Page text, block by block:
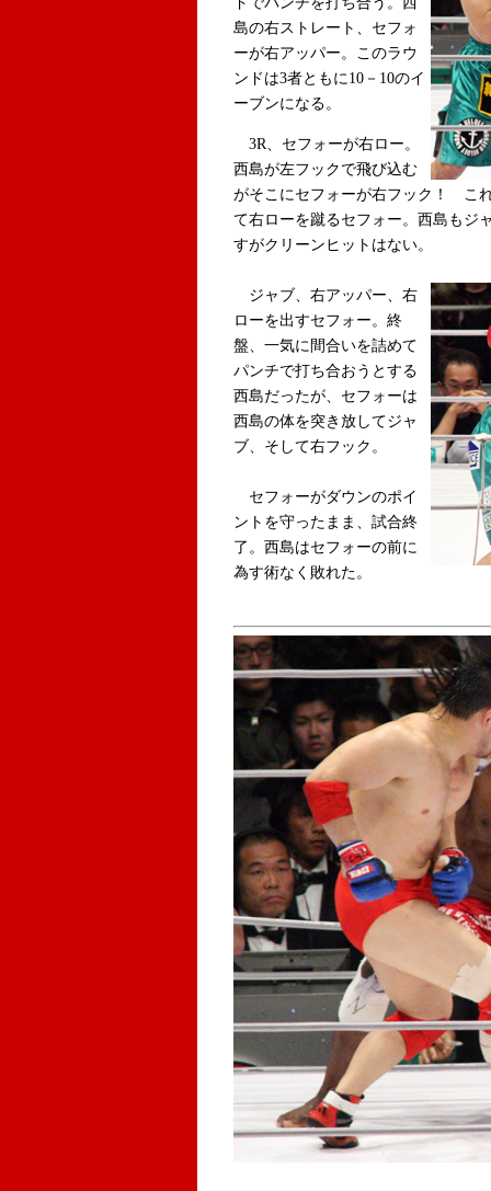
島の右ストレート、セフォ
ーが右アッパー。このラウ
ンドは3者ともに10－10のイ
ーブンになる。
3R、セフォーが右ロー。
西島が左フックで飛び込む
がそこにセフォーが右フック！ こ
て右ローを蹴るセフォー。西島もジ
すがクリーンヒットはない。
ジャブ、右アッパー、右
ローを出すセフォー。終
盤、一気に間合いを詰めて
パンチで打ち合おうとする
西島だったが、セフォーは
西島の体を突き放してジャ
ブ、そして右フック。
セフォーがダウンのポイ
ントを守ったまま、試合終
了。西島はセフォーの前に
為す術なく敗れた。